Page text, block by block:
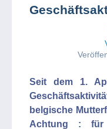
Seit dem 1.
belgische
Achtung : für